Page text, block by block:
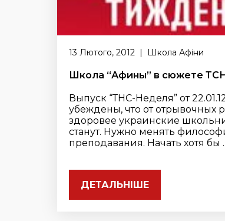
13 Лютого, 2012 | Школа Афіни
Школа “Афины” в сюжете
Выпуск “ТНС-Неделя” от
убеждены, что от отрывочных
здоровее украинские
станут. Нужно менять
преподавания. Начать хотя бы
ДЕТАЛЬНІШЕ